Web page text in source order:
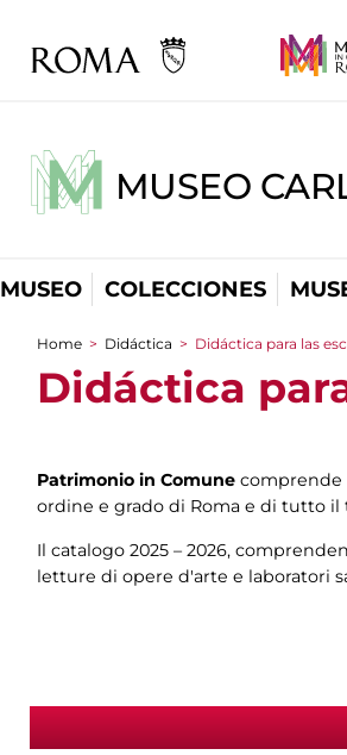
MUSEO
MUSEO COLECCIONES
You are here
Home > Didáctica > Didáctica para las
Didáctica
Patrimonio in Comune comprende
ordine e grado di Roma e di tutto il
Il catalogo 2025 – 2026,
letture di opere d'arte e laboratori